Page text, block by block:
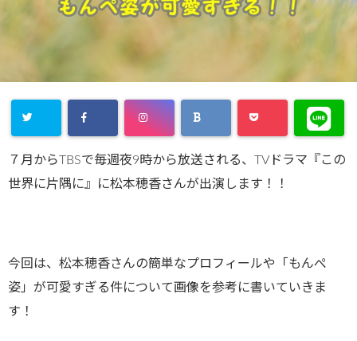
７月からTBSで毎週夜9時から放送される、TVドラマ『この
世界に片隅に』に松本穂香さんが出演します！！
今回は、松本穂香さんの簡単なプロフィールや「もんぺ
姿」が可愛すぎる件について画像を参考に書いていきま
す！